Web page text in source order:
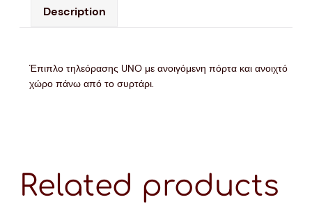
Description
Έπιπλο τηλεόρασης UNO με ανοιγόμενη πόρτα και ανοιχτό
χώρο πάνω από το συρτάρι.
Related products